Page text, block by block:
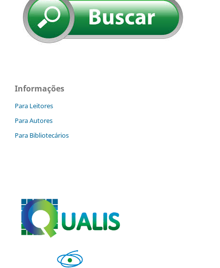
Informações
Para Leitores
Para Autores
Para Bibliotecários